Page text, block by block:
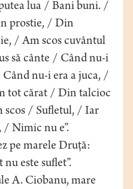
lua / Bani buni. /
prostie, / Din
/ Am scos cuvântul
să cânte / Când nu-i
nu-i era a juca, /
tot cărat / Din talcioc
scos / Sufletul, / Iar
/ Nimic nu e”.
pe marele Druţă:
este suflet”.
A. Ciobanu, mare